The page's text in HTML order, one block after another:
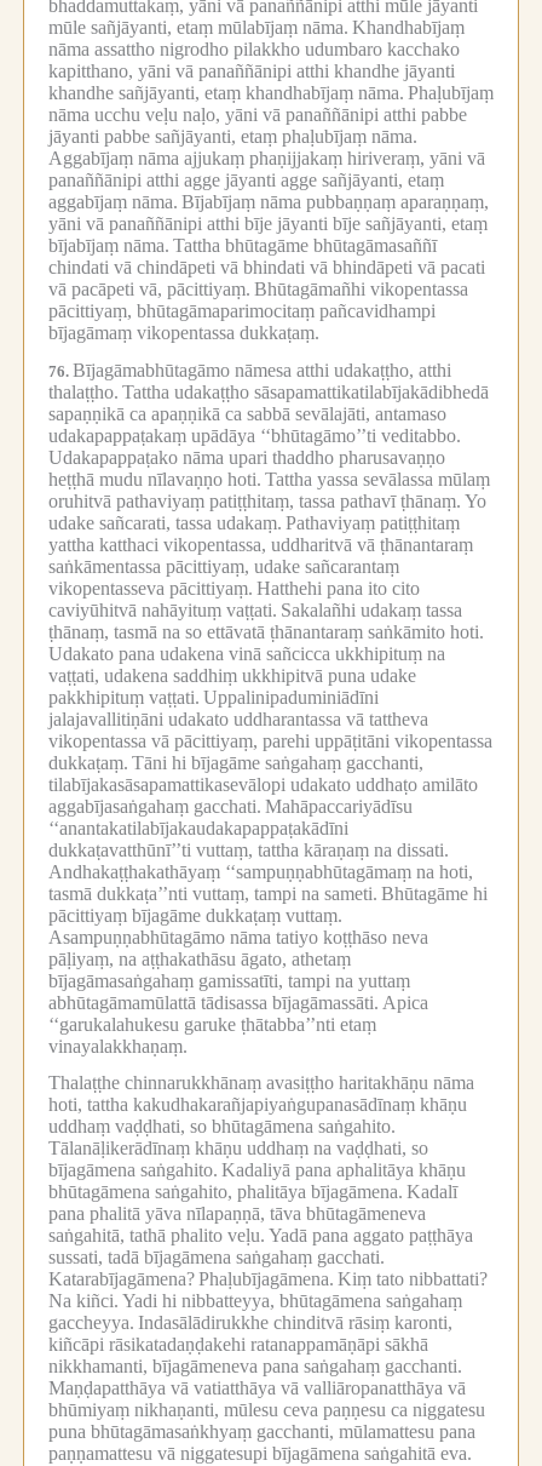
bhaddamuttakaṃ, yāni vā panaññānipi atthi mūle jāyanti
mūle sañjāyanti, etaṃ mūlabījaṃ nāma. Khandhabījaṃ
nāma assattho nigrodho pilakkho udumbaro kacchako
kapitthano, yāni vā panaññānipi atthi khandhe jāyanti
khandhe sañjāyanti, etaṃ khandhabījaṃ nāma. Phaḷubījaṃ
nāma ucchu veḷu naḷo, yāni vā panaññānipi atthi pabbe
jāyanti pabbe sañjāyanti, etaṃ phaḷubījaṃ nāma.
Aggabījaṃ nāma ajjukaṃ phaṇijjakaṃ hiriveraṃ, yāni vā
panaññānipi atthi agge jāyanti agge sañjāyanti, etaṃ
aggabījaṃ nāma. Bījabījaṃ nāma pubbaṇṇaṃ aparaṇṇaṃ,
yāni vā panaññānipi atthi bīje jāyanti bīje sañjāyanti, etaṃ
bījabījaṃ nāma. Tattha bhūtagāme bhūtagāmasaññī
chindati vā chindāpeti vā bhindati vā bhindāpeti vā pacati
vā pacāpeti vā, pācittiyaṃ. Bhūtagāmañhi vikopentassa
pācittiyaṃ, bhūtagāmaparimocitaṃ pañcavidhampi
bījagāmaṃ vikopentassa dukkaṭaṃ.
76. Bījagāmabhūtagāmo nāmesa atthi udakaṭṭho, atthi
thalaṭṭho. Tattha udakaṭṭho sāsapamattikatilabījakādibhedā
sapaṇṇikā ca apaṇṇikā ca sabbā sevālajāti, antamaso
udakapappaṭakaṃ upādāya ‘‘bhūtagāmo’’ti veditabbo.
Udakapappaṭako nāma upari thaddho pharusavaṇṇo
heṭṭhā mudu nīlavaṇṇo hoti. Tattha yassa sevālassa mūlaṃ
oruhitvā pathaviyaṃ patiṭṭhitaṃ, tassa pathavī ṭhānaṃ. Yo
udake sañcarati, tassa udakaṃ. Pathaviyaṃ patiṭṭhitaṃ
yattha katthaci vikopentassa, uddharitvā vā ṭhānantaraṃ
saṅkāmentassa pācittiyaṃ, udake sañcarantaṃ
vikopentasseva pācittiyaṃ. Hatthehi pana ito cito
caviyūhitvā nahāyituṃ vaṭṭati. Sakalañhi udakaṃ tassa
ṭhānaṃ, tasmā na so ettāvatā ṭhānantaraṃ saṅkāmito hoti.
Udakato pana udakena vinā sañcicca ukkhipituṃ na
vaṭṭati, udakena saddhiṃ ukkhipitvā puna udake
pakkhipituṃ vaṭṭati. Uppalinipaduminiādīni
jalajavallitiṇāni udakato uddharantassa vā tattheva
vikopentassa vā pācittiyaṃ, parehi uppāṭitāni vikopentassa
dukkaṭaṃ. Tāni hi bījagāme saṅgahaṃ gacchanti,
tilabījakasāsapamattikasevālopi udakato uddhaṭo amilāto
aggabījasaṅgahaṃ gacchati. Mahāpaccariyādīsu
‘‘anantakatilabījakaudakapappaṭakādīni
dukkaṭavatthūnī’’ti vuttaṃ, tattha kāraṇaṃ na dissati.
Andhakaṭṭhakathāyaṃ ‘‘sampuṇṇabhūtagāmaṃ na hoti,
tasmā dukkaṭa’’nti vuttaṃ, tampi na sameti. Bhūtagāme hi
pācittiyaṃ bījagāme dukkaṭaṃ vuttaṃ.
Asampuṇṇabhūtagāmo nāma tatiyo koṭṭhāso neva
pāḷiyaṃ, na aṭṭhakathāsu āgato, athetaṃ
bījagāmasaṅgahaṃ gamissatīti, tampi na yuttaṃ
abhūtagāmamūlattā tādisassa bījagāmassāti. Apica
‘‘garukalahukesu garuke ṭhātabba’’nti etaṃ
vinayalakkhaṇaṃ.
Thalaṭṭhe chinnarukkhānaṃ avasiṭṭho haritakhāṇu nāma
hoti, tattha kakudhakarañjapiyaṅgupanasādīnaṃ khāṇu
uddhaṃ vaḍḍhati, so bhūtagāmena saṅgahito.
Tālanāḷikerādīnaṃ khāṇu uddhaṃ na vaḍḍhati, so
bījagāmena saṅgahito. Kadaliyā pana aphalitāya khāṇu
bhūtagāmena saṅgahito, phalitāya bījagāmena. Kadalī
pana phalitā yāva nīlapaṇṇā, tāva bhūtagāmeneva
saṅgahitā, tathā phalito veḷu. Yadā pana aggato paṭṭhāya
sussati, tadā bījagāmena saṅgahaṃ gacchati.
Katarabījagāmena?Phaḷubījagāmena. Kiṃ tato nibbattati?
Na kiñci. Yadi hi nibbatteyya, bhūtagāmena saṅgahaṃ
gaccheyya. Indasālādirukkhe chinditvā rāsiṃ karonti,
kiñcāpi rāsikatadaṇḍakehi ratanappamāṇāpi sākhā
nikkhamanti, bījagāmeneva pana saṅgahaṃ gacchanti.
Maṇḍapatthāya vā vatiatthāya vā valliāropanatthāya vā
bhūmiyaṃ nikhaṇanti, mūlesu ceva paṇṇesu ca niggatesu
puna bhūtagāmasaṅkhyaṃ gacchanti, mūlamattesu pana
paṇṇamattesu vā niggatesupi bījagāmena saṅgahitā eva.